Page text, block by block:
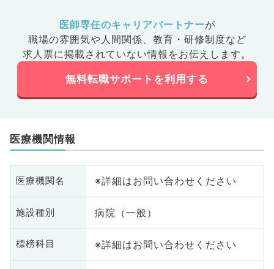
医師専任のキャリアパートナーが
職場の雰囲気や人間関係、 教育・研修制度など
求人票に掲載されていない情報をお伝えします。
無料転職サポートを利用する
医療機関情報
医療機関名 ※詳細はお問い合わせください
施設種別 病院（一般）
標榜科目 ※詳細はお問い合わせください